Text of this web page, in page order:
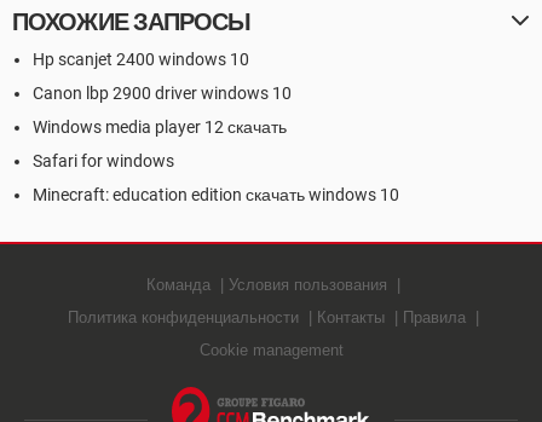
ПОХОЖИЕ ЗАПРОСЫ
Hp scanjet 2400 windows 10
Canon lbp 2900 driver windows 10
Windows media player 12 скачать
Safari for windows
Minecraft: education edition скачать windows 10
Команда
Условия пользования
Политика конфиденциальности
Контакты
Правила
Cookie management